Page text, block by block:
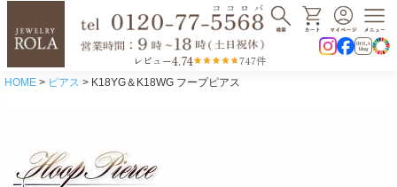
レビュー4.74 747件
HOME ピアス K18YG＆K18WG フープピアス